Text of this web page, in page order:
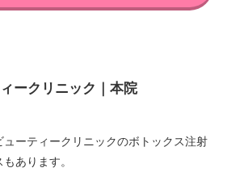
ークリニック｜本院
ーティークリニックのボトックス注射
あります。